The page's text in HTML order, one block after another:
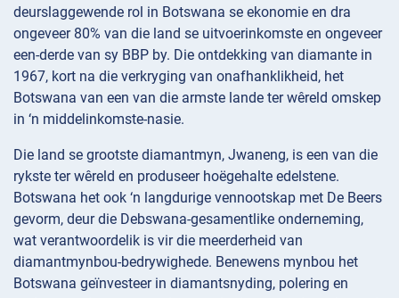
deurslaggewende rol in Botswana se ekonomie en dra
ongeveer 80% van die land se uitvoerinkomste en ongeveer
een-derde van sy BBP by. Die ontdekking van diamante in
1967, kort na die verkryging van onafhanklikheid, het
Botswana van een van die armste lande ter wêreld omskep
in ‘n middelinkomste-nasie.
Die land se grootste diamantmyn, Jwaneng, is een van die
rykste ter wêreld en produseer hoëgehalte edelstene.
Botswana het ook ‘n langdurige vennootskap met De Beers
gevorm, deur die Debswana-gesamentlike onderneming,
wat verantwoordelik is vir die meerderheid van
diamantmynbou-bedrywighede. Benewens mynbou het
Botswana geïnvesteer in diamantsnyding, polering en